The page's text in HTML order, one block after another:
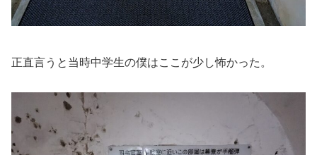
正直言うと当時中学生の僕はここが少し怖かった。